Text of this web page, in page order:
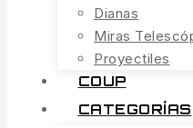
Dianas
Miras
Proyectiles
COUP
CATEGORÍAS